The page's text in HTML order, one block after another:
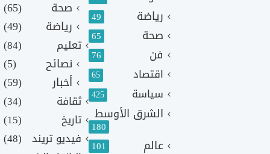
رياضة 49
صحة 65
فن 76
اقتصاد 65
سياسة 425
الشرق الأوسط
180
عالم 101
صحة
(65)
رياضة
(49)
تعليم (84)
نصائح
(5)
أخبار
(59)
ثقافة
(34)
تاريخ
(15)
فيديو تريند (48)